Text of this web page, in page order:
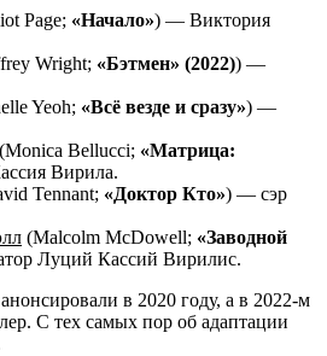
Page; «Начало») — Виктория
Wright; «Бэтмен» (2022)) —
Yeoh; «Всё везде и сразу») —
(Monica Bellucci; «Матрица:
Вирила.
Tennant; «Доктор Кто») — сэр
(Malcolm McDowell; «Заводной
Луций Кассий Вирилис.
в 2020 году, а в 2022-м
С тех самых пор об адаптации